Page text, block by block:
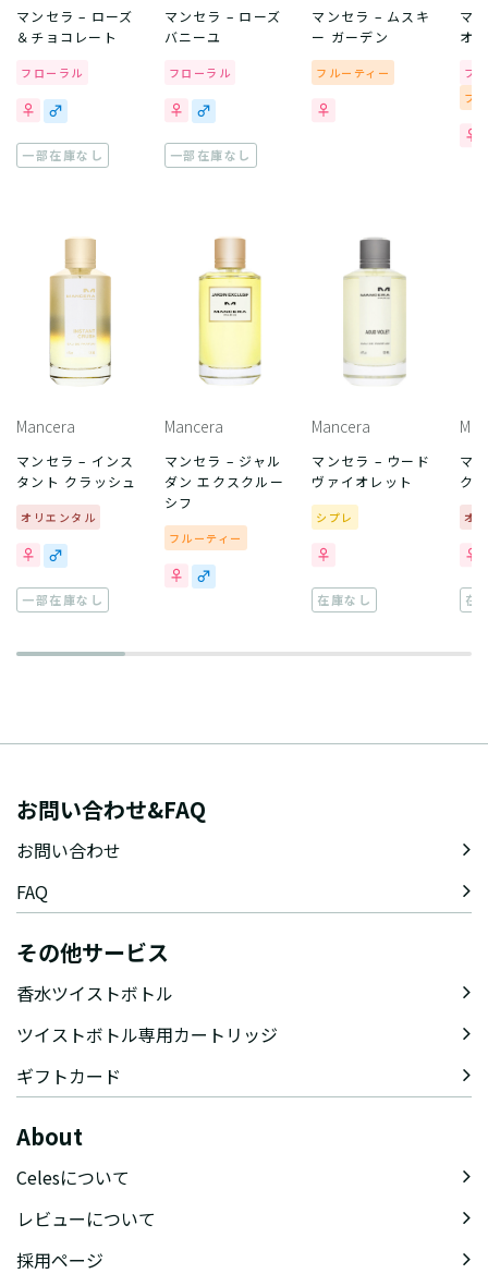
マンセラ – ローズ
＆チョコレート
フローラル
一部在庫なし
マンセラ – ローズ
バニーユ
フローラル
一部在庫なし
マンセラ – ムスキ
ー ガーデン
フルーティー
マ
オ
フ
フ
Mancera
マンセラ – インス
タント クラッシュ
オリエンタル
一部在庫なし
Mancera
マンセラ – ジャル
ダン エクスクルー
シフ
フルーティー
Mancera
マンセラ – ウード
ヴァイオレット
シプレ
在庫なし
マ
ク
オ
在
お問い合わせ&FAQ
お問い合わせ
FAQ
その他サービス
香水ツイストボトル
ツイストボトル専用カートリッジ
ギフトカード
About
Celesについて
レビューについて
採用ページ